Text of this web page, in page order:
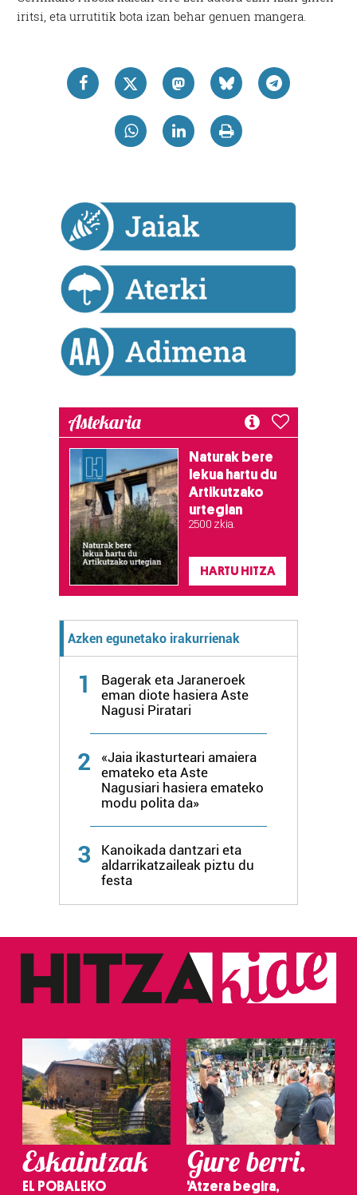
iritsi, eta urrutitik bota izan behar genuen mangera.
Astekaria
Naturak bere
lekua hartu du
Artikutzako
urtegian
2.500 zkia.
HARTU HITZA
Azken egunetako irakurrienak
1
Bagerak eta Jaraneroek
eman diote hasiera Aste
Nagusi Piratari
2
«Jaia ikasturteari amaiera
emateko eta Aste
Nagusiari hasiera emateko
modu polita da»
3
Kanoikada dantzari eta
aldarrikatzaileak piztu du
festa
Eskaintzak
EL POBALEKO
Gure berri.
'Atzera begira,